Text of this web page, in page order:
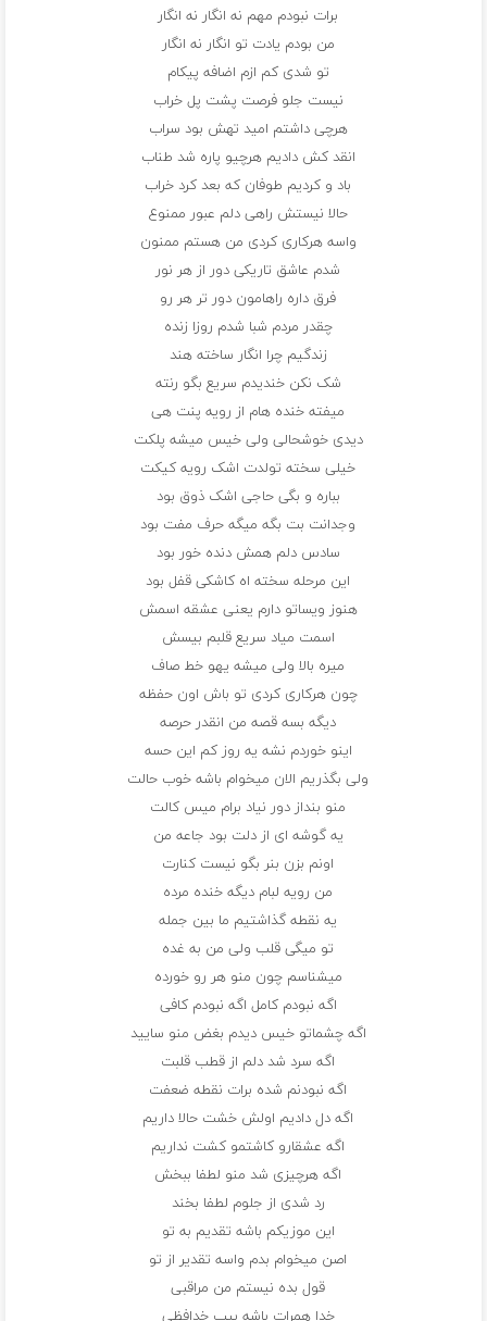
برات نبودم مهم نه انگار نه انگار
من بودم یادت تو انگار نه انگار
تو شدی کم ازم اضافه پیکام
نیست جلو فرصت پشت پل خراب
هرچی داشتم امید تهش بود سراب
انقد کش دادیم هرچیو پاره شد طناب
باد و کردیم طوفان که بعد کرد خراب
حالا نیستش راهی دلم عبور ممنوع
واسه هرکاری کردی من هستم ممنون
شدم عاشق تاریکی دور از هر نور
فرق داره راهامون دور تر هر رو
چقدر مردم شبا شدم روزا زنده
زندگیم چرا انگار ساخته هند
شک نکن خندیدم سریع بگو رنته
میفته خنده هام از رویه پنت هی
دیدی خوشحالی ولی خیس میشه پلکت
خیلی سخته تولدت اشک رویه کیکت
بباره و بگی حاجی اشک ذوق بود
وجدانت بت بگه میگه حرف مفت بود
سادس دلم همش دنده خور بود
این مرحله سخته اه کاشکی قفل بود
هنوز ویساتو دارم یعنی عشقه اسمش
اسمت میاد سریع قلبم بیسش
میره بالا ولی میشه یهو خط صاف
چون هرکاری کردی تو باش اون حفظه
دیگه بسه قصه من انقدر حرصه
اینو خوردم نشه یه روز کم این حسه
ولی بگذریم الان میخوام باشه خوب حالت
منو بنداز دور نیاد برام میس کالت
یه گوشه ای از دلت بود جاعه من
اونم بزن بنر بگو نیست کنارت
من رویه لبام دیگه خنده مرده
یه نقطه گذاشتیم ما بین جمله
تو میگی قلب ولی من به غده
میشناسم چون منو هر رو خورده
اگه نبودم کامل اگه نبودم کافی
اگه چشماتو خیس دیدم بغض منو سایید
اگه سرد شد دلم از قطب قلبت
اگه نبودنم شده برات نقطه ضعفت
اگه دل دادیم اولش خشت حالا داریم
اگه عشقارو کاشتمو کشت نداریم
اگه هرچیزی شد منو لطفا ببخش
رد شدی از جلوم لطفا بخند
این موزیکم باشه تقدیم به تو
اصن میخوام بدم واسه تقدیر از تو
قول بده نیستم من مراقبی
خدا همرات باشه بیب خدافظی